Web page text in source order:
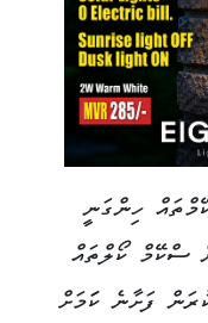
ހިންގަނީ
ސްކޭމް ކޯލްތައް
ފަށާނެ ކަަމަށް